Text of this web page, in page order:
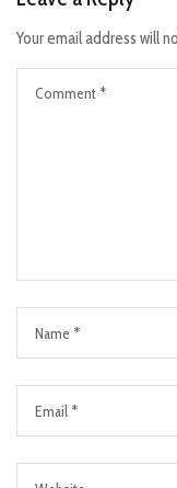
Your email address will